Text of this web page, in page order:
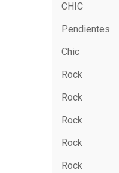
CHIC
Pendientes
Chic
Rock
Rock
Rock
Rock
Rock